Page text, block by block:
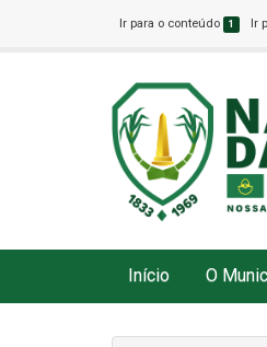
Ir para o conteúdo 1 Ir
Início O